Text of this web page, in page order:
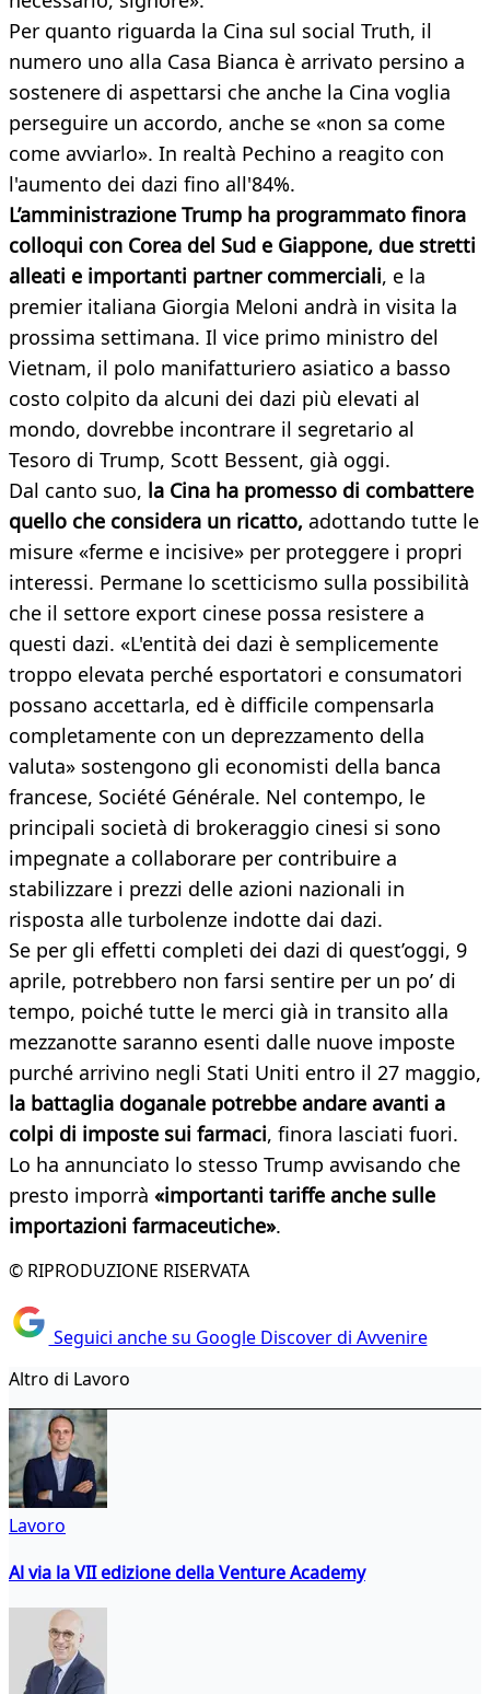
Per quanto riguarda la Cina sul social Truth, il
numero uno alla Casa Bianca è arrivato persino a
sostenere di aspettarsi che anche la Cina voglia
perseguire un accordo, anche se «non sa come
come avviarlo». In realtà Pechino a reagito con
l'aumento dei dazi fino all'84%.
L’amministrazione Trump ha programmato finora
colloqui con Corea del Sud e Giappone, due stretti
alleati e importanti partner commerciali, e la
premier italiana Giorgia Meloni andrà in visita la
prossima settimana. Il vice primo ministro del
Vietnam, il polo manifatturiero asiatico a basso
costo colpito da alcuni dei dazi più elevati al
mondo, dovrebbe incontrare il segretario al
Tesoro di Trump, Scott Bessent, già oggi.
Dal canto suo, la Cina ha promesso di combattere
quello che considera un ricatto, adottando tutte le
misure «ferme e incisive» per proteggere i propri
interessi. Permane lo scetticismo sulla possibilità
che il settore export cinese possa resistere a
questi dazi. «L'entità dei dazi è semplicemente
troppo elevata perché esportatori e consumatori
possano accettarla, ed è difficile compensarla
completamente con un deprezzamento della
valuta» sostengono gli economisti della banca
francese, Société Générale. Nel contempo, le
principali società di brokeraggio cinesi si sono
impegnate a collaborare per contribuire a
stabilizzare i prezzi delle azioni nazionali in
risposta alle turbolenze indotte dai dazi.
Se per gli effetti completi dei dazi di quest’oggi, 9
aprile, potrebbero non farsi sentire per un po’ di
tempo, poiché tutte le merci già in transito alla
mezzanotte saranno esenti dalle nuove imposte
purché arrivino negli Stati Uniti entro il 27 maggio,
la battaglia doganale potrebbe andare avanti a
colpi di imposte sui farmaci, finora lasciati fuori.
Lo ha annunciato lo stesso Trump avvisando che
presto imporrà «importanti tariffe anche sulle
importazioni farmaceutiche».
© RIPRODUZIONE RISERVATA
Seguici anche su Google Discover di Avvenire
Altro di Lavoro
Lavoro
Al via la VII edizione della Venture Academy